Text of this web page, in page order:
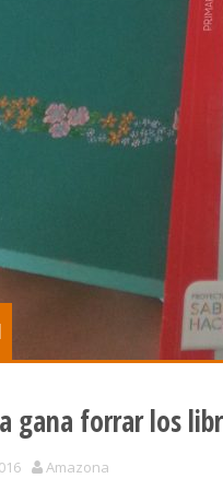
gana forrar los
Amazona